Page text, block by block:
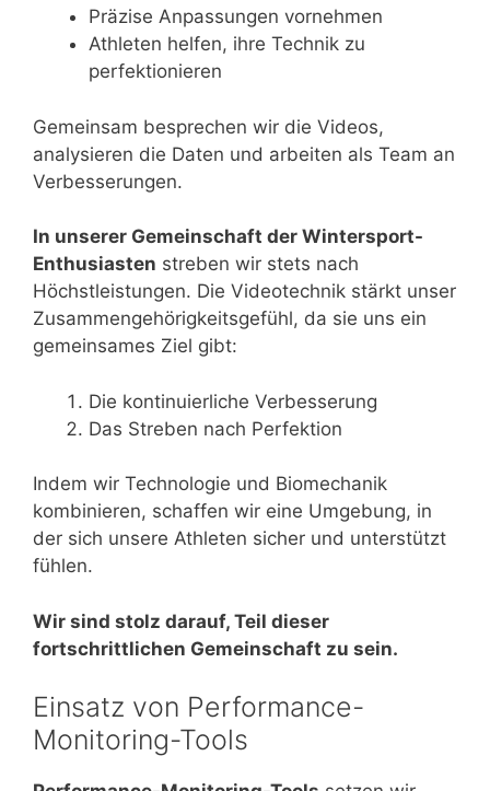
Präzise Anpassungen vornehmen
Athleten helfen, ihre Technik zu
perfektionieren
Gemeinsam besprechen wir die Videos,
analysieren die Daten und arbeiten als Team an
Verbesserungen.
In unserer Gemeinschaft der Wintersport-
Enthusiasten streben wir stets nach
Höchstleistungen. Die Videotechnik stärkt unser
Zusammengehörigkeitsgefühl, da sie uns ein
gemeinsames Ziel gibt:
Die kontinuierliche Verbesserung
Das Streben nach Perfektion
Indem wir Technologie und Biomechanik
kombinieren, schaffen wir eine Umgebung, in
der sich unsere Athleten sicher und unterstützt
fühlen.
Wir sind stolz darauf, Teil dieser
fortschrittlichen Gemeinschaft zu sein.
Einsatz von Performance-
Monitoring-Tools